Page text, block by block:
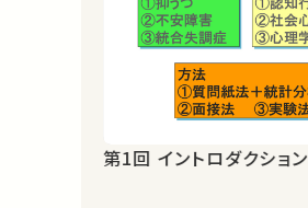
第1回 イントロダクション